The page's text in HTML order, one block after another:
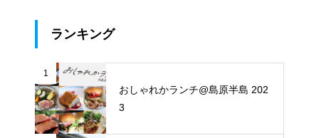
ランキング
1
おしゃれかランチ@島原半島 202
3